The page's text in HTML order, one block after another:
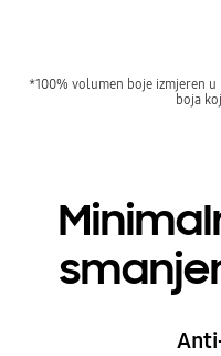
*100% volumen boje izmjeren
boja